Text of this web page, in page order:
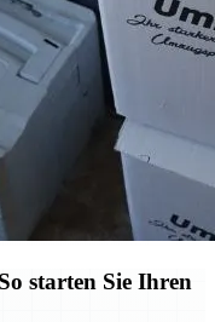
starten Sie Ihren